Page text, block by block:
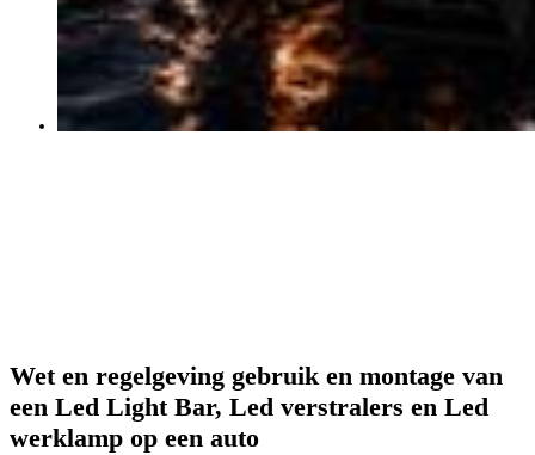
Wet en regelgeving gebruik en montage van
een Led Light Bar, Led verstralers en Led
werklamp op een auto